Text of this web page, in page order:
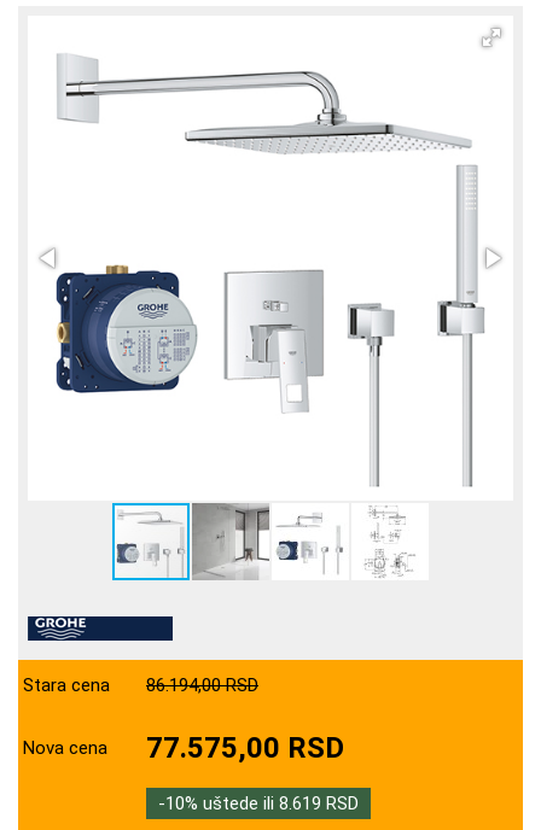
Stara cena 86.194,00 RSD
Nova cena 77.575,00 RSD
-10% uštede ili 8.619 RSD